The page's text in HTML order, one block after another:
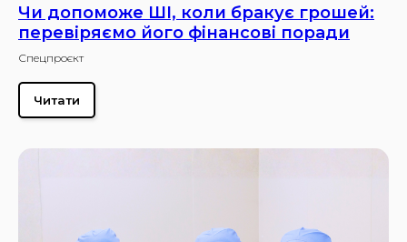
Чи допоможе ШІ, коли бракує грошей:
перевіряємо його фінансові поради
Спецпроєкт
Читати